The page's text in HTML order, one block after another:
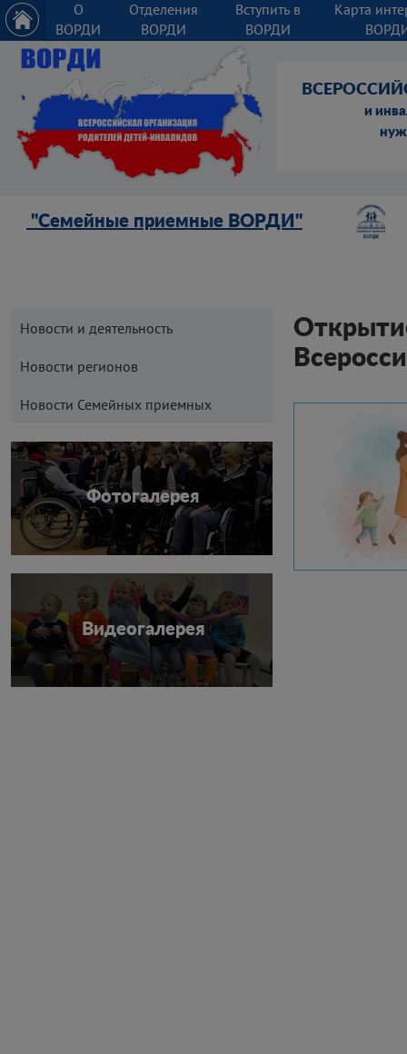
О
ВОРДИ
Отделения
ВОРДИ
Вступить в
ВОРДИ
Карта
и
"Семейные приемные ВОРДИ"
Видеогалерея
Фотогалерея
Новости и деятельность
Новости регионов
Новости Семейных приемных